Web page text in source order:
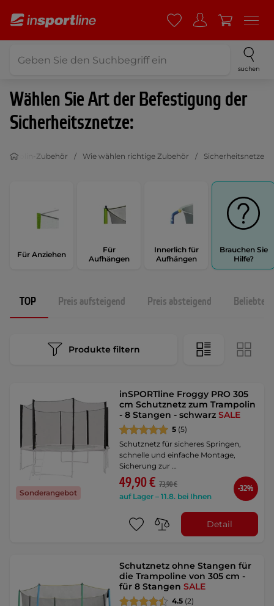
suchen
Wählen Sie Art der Befestigung der
Sicherheitsznetze:
Zubehör Wie wählen richtige Zubehör Sicherheitsnetze
Für Anziehen
Für
Aufhängen
Innerlich für
Aufhängen
Brauchen Sie
Hilfe?
TOP Preis aufsteigend Preis absteigend
Produkte filtern
Sonderangebot
inSPORTline Froggy PRO 305
cm Schutznetz zum Trampolin
- 8 Stangen - schwarzSALE
5 (5)
Schutznetz für sicheres Springen,
schnelle und einfache Montage,
Sicherung zur …
49,90 € 73,90 €
auf Lager – 11.8. bei Ihnen
-32%
Detail
Schutznetz ohne Stangen für
die Trampoline von 305 cm -
für 8 StangenSALE
4.5 (2)